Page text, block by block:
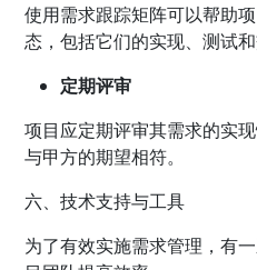
使用需求跟踪矩阵可以帮助
态，包括它们的实现、测试和
定期评审
项目应定期评审其需求的实
与甲方的期望相符。
六、技术支持与工具
为了有效实施需求管理，有